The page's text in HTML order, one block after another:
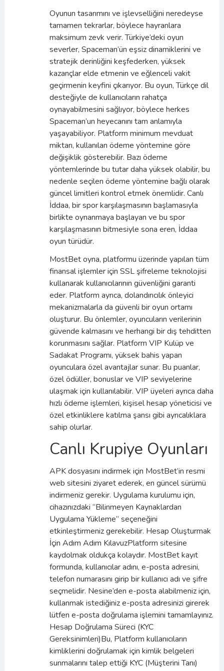
Oyunun tasarımını ve işlevselliğini neredeyse
tamamen tekrarlar, böylece hayranlara
maksimum zevk verir. Türkiye’deki oyun
severler, Spaceman’ün eşsiz dinamiklerini ve
stratejik derinliğini keşfederken, yüksek
kazançlar elde etmenin ve eğlenceli vakit
geçirmenin keyfini çıkarıyor. Bu oyun, Türkçe dil
desteğiyle de kullanıcıların rahatça
oynayabilmesini sağlıyor, böylece herkes
Spaceman’un heyecanını tam anlamıyla
yaşayabiliyor. Platform minimum mevduat
miktarı, kullanılan ödeme yöntemine göre
değişiklik gösterebilir. Bazı ödeme
yöntemlerinde bu tutar daha yüksek olabilir, bu
nedenle seçilen ödeme yöntemine bağlı olarak
güncel limitleri kontrol etmek önemlidir. Canlı
İddaa, bir spor karşılaşmasının başlamasıyla
birlikte oynanmaya başlayan ve bu spor
karşılaşmasının bitmesiyle sona eren, İddaa
oyun türüdür.
MostBet oyna, platformu üzerinde yapılan tüm
finansal işlemler için SSL şifreleme teknolojisi
kullanarak kullanıcılarının güvenliğini garanti
eder. Platform ayrıca, dolandırıcılık önleyici
mekanizmalarla da güvenli bir oyun ortamı
oluşturur. Bu önlemler, oyuncuların verilerinin
güvende kalmasını ve herhangi bir dış tehditten
korunmasını sağlar. Platform VIP Kulüp ve
Sadakat Programı, yüksek bahis yapan
oyunculara özel avantajlar sunar. Bu puanlar,
özel ödüller, bonuslar ve VIP seviyelerine
ulaşmak için kullanılabilir. VIP üyeleri ayrıca daha
hızlı ödeme işlemleri, kişisel hesap yöneticisi ve
özel etkinliklere katılma şansı gibi ayrıcalıklara
sahip olurlar.
Canlı Krupiye Oyunları
APK dosyasını indirmek için MostBet’in resmi
web sitesini ziyaret ederek, en güncel sürümü
indirmeniz gerekir. Uygulama kurulumu için,
cihazınızdaki “Bilinmeyen Kaynaklardan
Uygulama Yükleme” seçeneğini
etkinleştirmeniz gerekebilir. Hesap Oluşturmak
İçin Adım Adım KılavuzPlatform sitesine
kaydolmak oldukça kolaydır. MostBet kayıt
formunda, kullanıcılar adını, e-posta adresini,
telefon numarasını girip bir kullanıcı adı ve şifre
seçmelidir. Nesine’den e-posta alabilmeniz için,
kullanmak istediğiniz e-posta adresinizi girerek
lütfen e-posta doğrulama işlemini tamamlayınız.
Hesap Doğrulama Süreci (KYC
Gereksinimleri)Bu, Platform kullanıcıların
kimliklerini doğrulamak için kimlik belgeleri
sunmalarını talep ettiği KYC (Müşterini Tanı)